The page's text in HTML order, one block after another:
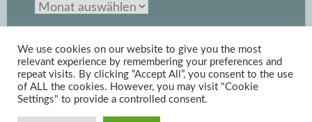
Archiv
We use cookies on our website to give you the most
relevant experience by remembering your preferences and
repeat visits. By clicking “Accept All”, you consent to the use
of ALL the cookies. However, you may visit "Cookie
Settings" to provide a controlled consent.